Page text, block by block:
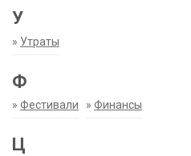
У
» Утраты
Ф
» Фестивали » Финансы
Ц